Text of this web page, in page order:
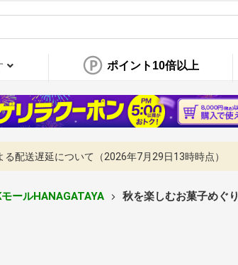
ポイント10倍以上
配送遅延について（2026年7月29日13時時点）
ールHANAGATAYA 秋を楽しむお菓子めぐり